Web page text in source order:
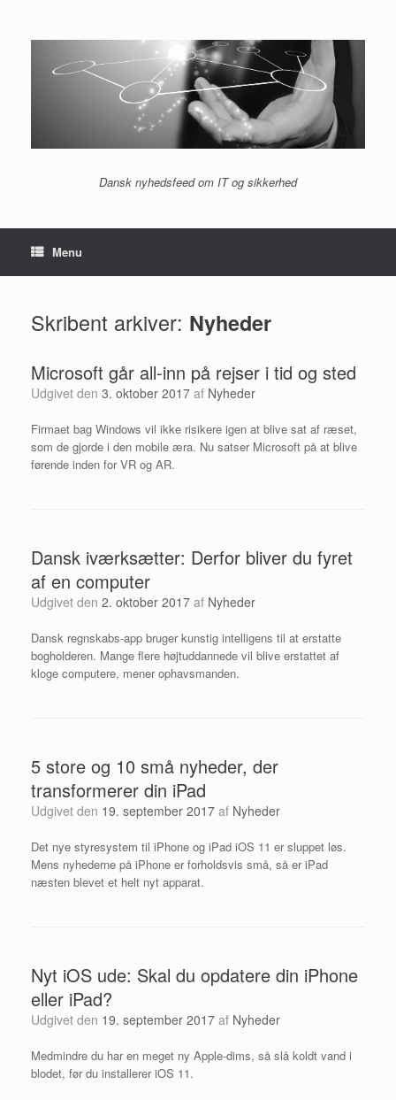
indhold
Dansk nyhedsfeed om IT og sikkerhed
Menu
Skribent arkiver: Nyheder
Microsoft går all-inn på rejser i tid og sted
Udgivet den 3. oktober 2017 af Nyheder
Firmaet bag Windows vil ikke risikere igen at blive sat af ræset,
som de gjorde i den mobile æra. Nu satser Microsoft på at blive
førende inden for VR og AR.
Dansk iværksætter: Derfor bliver du fyret
af en computer
Udgivet den 2. oktober 2017 af Nyheder
Dansk regnskabs-app bruger kunstig intelligens til at erstatte
bogholderen. Mange flere højtuddannede vil blive erstattet af
kloge computere, mener ophavsmanden.
5 store og 10 små nyheder, der
transformerer din iPad
Udgivet den 19. september 2017 af Nyheder
​Det nye styresystem til iPhone og iPad iOS 11 er sluppet løs.
Mens nyhederne på iPhone er forholdsvis små, så er iPad
næsten blevet et helt nyt apparat.
Nyt iOS ude: Skal du opdatere din iPhone
eller iPad?
Udgivet den 19. september 2017 af Nyheder
Medmindre du har en meget ny Apple-dims, så slå koldt vand i
blodet, før du installerer iOS 11.